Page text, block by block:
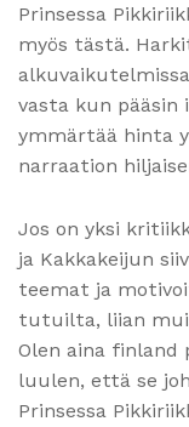
Prinsessa
myös tästä.
vasta kun pääsin
ymmärtää hinta
narraation
Jos on yksi
ja Kakkakeijun
teemat ja
tutuilta, liian
Olen aina finland
luulen, että se
Prinsessa